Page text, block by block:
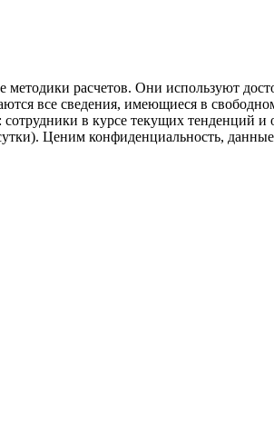
расчетов. Они используют
все сведения, имеющиеся в
в курсе текущих тенденций
Ценим конфиденциальность,